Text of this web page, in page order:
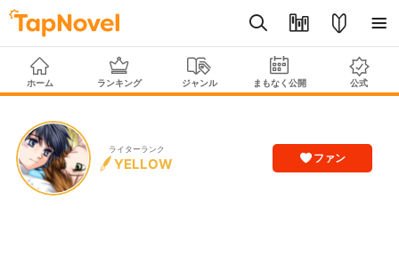
ホーム ランキング ジャンル まもなく公開 公式
ライターランク
YELLOW ファン